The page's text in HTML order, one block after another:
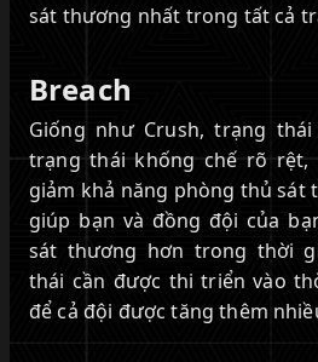
sát thương nhất trong tất cả
Breach
Giống như Crush, trạng
trạng thái khống chế rõ rệt,
giảm khả năng phòng thủ sát
giúp bạn và đồng đội của
sát thương hơn trong thời
thái cần được thi triển vào
để cả đội được tăng thêm